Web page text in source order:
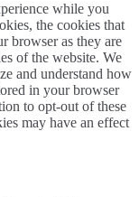
while you
the cookies that
browser as they are
of the website. We
and understand how
in your browser
to opt-out of these
may have an effect